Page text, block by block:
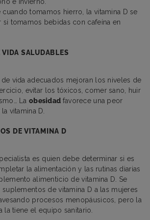
tomamos hierro, la vitamina D se
si tomamos bebidas con cafeína en
VIDA SALUDABLES
vida adecuados mejoran los niveles de
evitar los tóxicos, comer sano, huir
Laobesidad favorece una peor
vitamina D.
DE VITAMINA D
es quien debe determinar si es
la alimentación y las rutinas diarias
alimenticio de vitamina D. Se
suplementos de vitamina D a las mujeres
procesos menopáusicos, pero la
la tiene el equipo sanitario.